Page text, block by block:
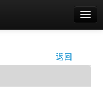
/
返回